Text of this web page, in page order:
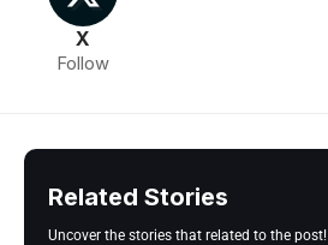
X
Follow
Related Stories
Uncover the stories that related to the post!